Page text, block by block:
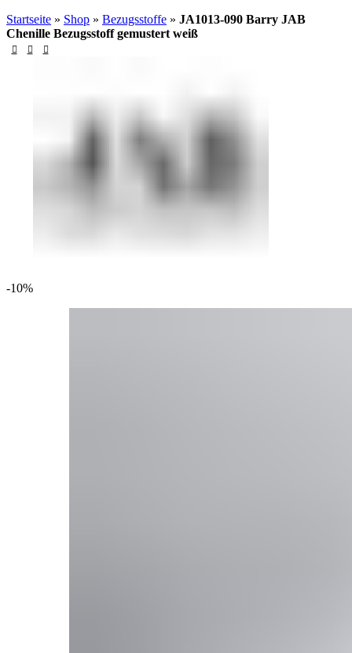
Startseite » Shop » Bezugsstoffe » JA1013-090 Barry JAB
Chenille Bezugsstoff gemustert weiß
-10%